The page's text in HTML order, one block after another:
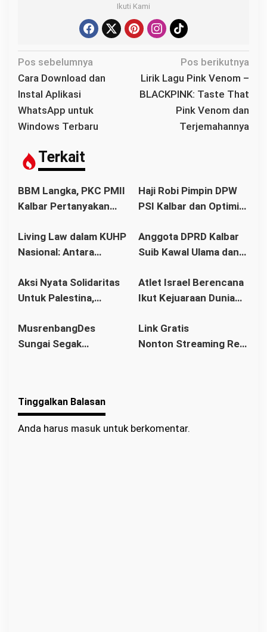
Ikuti Kami
N
a
v
i
g
s
p
o
Pos sebelumnya
Cara Download dan
Instal Aplikasi
WhatsApp untuk
Windows Terbaru
Pos berikutnya
Lirik Lagu Pink Venom –
BLACKPINK: Taste That
Pink Venom dan
Terjemahannya
Terkait
BBM Langka, PKC PMII
Kalbar Pertanyakan
Terkait Stok BBM
Aman
Haji Robi Pimpin DPW
PSI Kalbar dan Optimis
Living Law dalam KUHP
Nasional: Antara
Legalitas
Anggota DPRD Kalbar
Suib Kawal Ulama dan
Aksi Nyata Solidaritas
Untuk Palestina,
Pontianak Ikuti Senam
Sehat dan
Atlet Israel Berencana
Ikut Kejuaraan Dunia
Kata Menlu
MusrenbangDes
Sungai Segak
dalam Kebaikan
Link Gratis
Nonton Streaming Real
Tinggalkan Balasan
Anda harus masuk untuk berkomentar.